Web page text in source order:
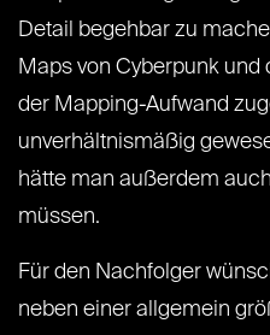
Detail begehbar zu
Maps von Cyberpunk und
der Mapping-Aufwand
unverhältnismäßig
hätte man außerdem
müssen.
Für den Nachfolger
neben einer allgemein